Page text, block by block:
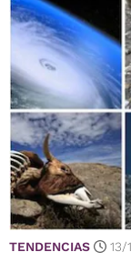
TENDENCIAS 13/